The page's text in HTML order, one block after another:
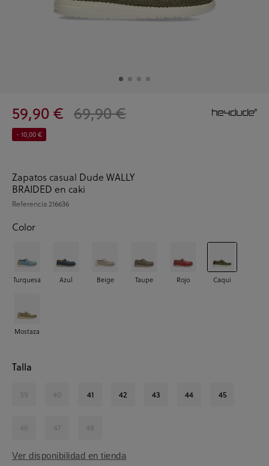
59,90 € 69,90 €
- 10,00 €
Zapatos casual Dude WALLY
BRAIDED en caki
Referencia216636
Color
Turquesa Azul Beige Taupe Rojo Caqui
Mostaza
Talla
39 40 41 42 43 44 45
46 47 48
Ver disponibilidad en tienda